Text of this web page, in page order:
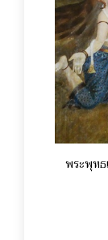
พระพุท